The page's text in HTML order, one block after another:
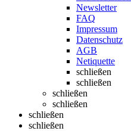
Newsletter
FAQ
Impressum
Datenschutz
AGB
Netiquette
schließen
schließen
schließen
schließen
schließen
schließen